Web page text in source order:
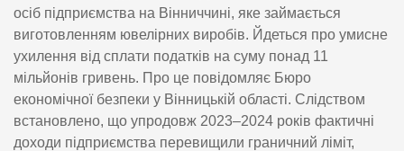
осіб підприємства на Вінниччині, яке займається
виготовленням ювелірних виробів. Йдеться про умисне
ухилення від сплати податків на суму понад 11
мільйонів гривень. Про це повідомляє Бюро
економічної безпеки у Вінницькій області. Слідством
встановлено, що упродовж 2023–2024 років фактичні
доходи підприємства перевищили граничний ліміт,